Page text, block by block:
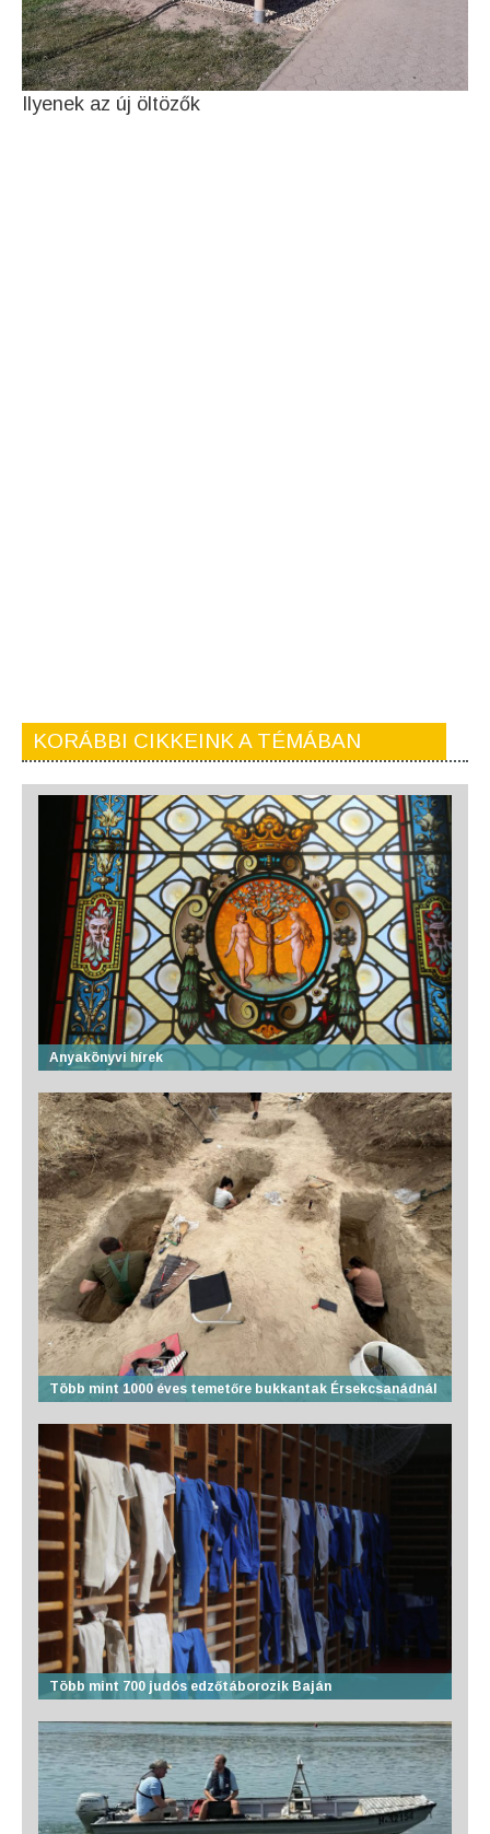
Ilyenek az új öltözők
KORÁBBI CIKKEINK A TÉMÁBAN
Anyakönyvi hírek
Több mint 1000 éves temetőre bukkantak Érsekcsanádnál
Több mint 700 judós edzőtáborozik Baján